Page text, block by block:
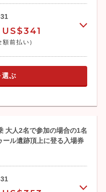
US$341
額前払い)
選ぶ
大人2名で参加の場合の1名
ル遺跡頂上に登る入場券